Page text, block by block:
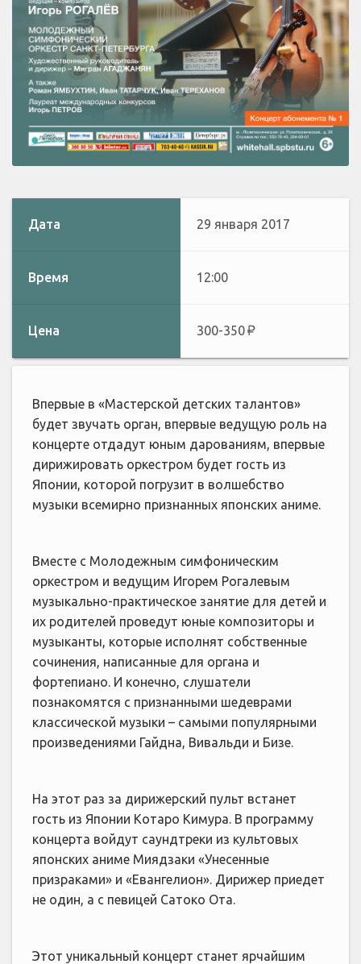
Дата 29 января 2017
Время 12:00
Цена 300-350
Впервые в «Мастерской детских талантов»
будет звучать орган, впервые ведущую роль на
концерте отдадут юным дарованиям, впервые
дирижировать оркестром будет гость из
Японии, которой погрузит в волшебство
музыки всемирно признанных японских аниме.
Вместе с Молодежным симфоническим
оркестром и ведущим Игорем Рогалевым
музыкально-практическое занятие для детей и
их родителей проведут юные композиторы и
музыканты, которые исполнят собственные
сочинения, написанные для органа и
фортепиано. И конечно, слушатели
познакомятся с признанными шедеврами
классической музыки – самыми популярными
произведениями Гайдна, Вивальди и Бизе.
На этот раз за дирижерский пульт встанет
гость из Японии Котаро Кимура. В программу
концерта войдут саундтреки из культовых
японских аниме Миядзаки «Унесенные
призраками» и «Евангелион». Дирижер приедет
не один, а с певицей Сатоко Ота.
Этот уникальный концерт станет ярчайшим